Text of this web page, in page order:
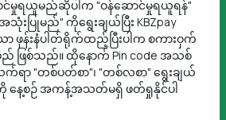
ာင်မှုရယူမည်ဆိုပါက "ဝန်ဆောင်မှုရယူရန်"
သုံးပြုမည်" ကိုရွေးချယ်ပြီး KBZpay
ာ ဖုန်းနံပါတ်ရိုက်ထည့်ပြီးပါက စကားဝှက်
ဖြစ်သည်။ ထိုနောက် Pin code အသစ်
ာ "တစ်ပတ်စာ"၊ "တစ်လစာ" ရွေးချယ်
နေ့စဉ် အကန့်အသတ်မရှိ ဖတ်ရှုနိုင်ပါ